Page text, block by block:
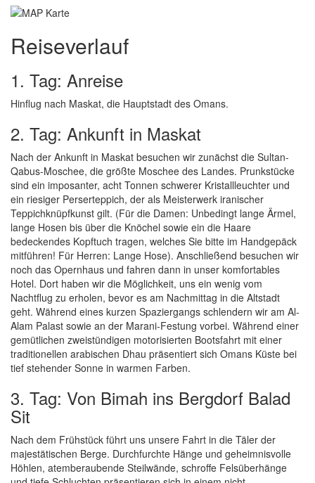
Reiseverlauf
1. Tag: Anreise
Hinflug nach Maskat, die Hauptstadt des Omans.
2. Tag: Ankunft in Maskat
Nach der Ankunft in Maskat besuchen wir zunächst die Sultan-
Qabus-Moschee, die größte Moschee des Landes. Prunkstücke
sind ein imposanter, acht Tonnen schwerer Kristallleuchter und
ein riesiger Perserteppich, der als Meisterwerk iranischer
Teppichknüpfkunst gilt. (Für die Damen: Unbedingt lange Ärmel,
lange Hosen bis über die Knöchel sowie ein die Haare
bedeckendes Kopftuch tragen, welches Sie bitte im Handgepäck
mitführen! Für Herren: Lange Hose). Anschließend besuchen wir
noch das Opernhaus und fahren dann in unser komfortables
Hotel. Dort haben wir die Möglichkeit, uns ein wenig vom
Nachtflug zu erholen, bevor es am Nachmittag in die Altstadt
geht. Während eines kurzen Spaziergangs schlendern wir am Al-
Alam Palast sowie an der Marani-Festung vorbei. Während einer
gemütlichen zweistündigen motorisierten Bootsfahrt mit einer
traditionellen arabischen Dhau präsentiert sich Omans Küste bei
tief stehender Sonne in warmen Farben.
3. Tag: Von Bimah ins Bergdorf Balad
Sit
Nach dem Frühstück führt uns unsere Fahrt in die Täler der
majestätischen Berge. Durchfurchte Hänge und geheimnisvolle
Höhlen, atemberaubende Steilwände, schroffe Felsüberhänge